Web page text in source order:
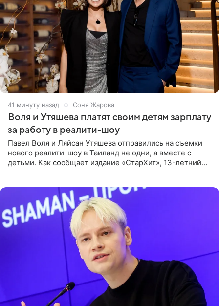
41 минуту назад Соня Жарова
Воля и Утяшева платят своим детям зарплату
за работу в реалити-шоу
Павел Воля и Ляйсан Утяшева отправились на съемки
нового реалити-шоу в Таиланд не одни, а вместе с
детьми. Как сообщает издание «СтарХит», 13-летний